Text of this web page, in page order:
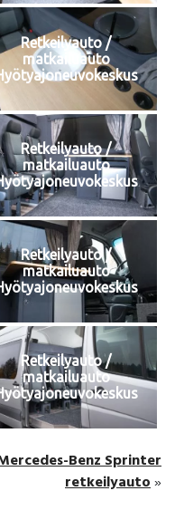
Retkeilyauto /
matkailuauto
Retkeilyauto /
matkailuauto
Retkeilyauto /
matkailuauto
Retkeilyauto /
matkailuauto
Benz Sprinter
retkeilyauto »